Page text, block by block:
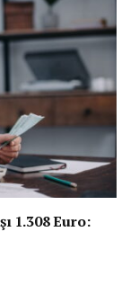
1.308 Euro: